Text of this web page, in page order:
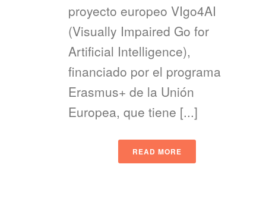
proyecto europeo VIgo4AI
(Visually Impaired Go for
Artificial Intelligence),
financiado por el programa
Erasmus+ de la Unión
Europea, que tiene [...]
READ MORE